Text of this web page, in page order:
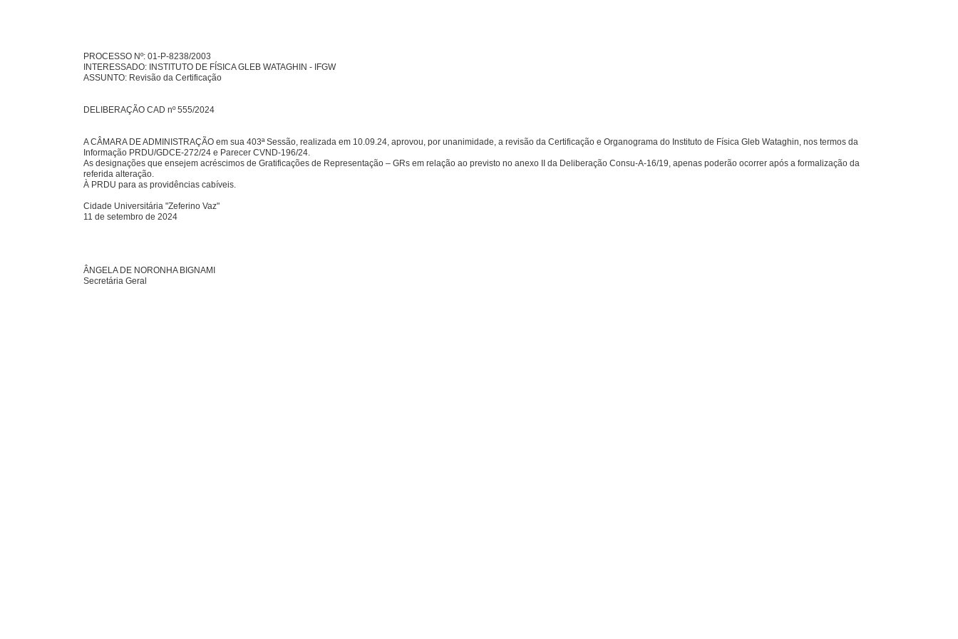
PROCESSO Nº: 01-P-8238/2003
INTERESSADO: INSTITUTO DE FÍSICA GLEB WATAGHIN - IFGW
ASSUNTO: Revisão da Certificação
DELIBERAÇÃO CAD nº 555/2024
A CÂMARA DE ADMINISTRAÇÃO em sua 403ª Sessão, realizada em 10.09.24, aprovou, por unanimidade, a revisão da Certificação e Organograma do Instituto de Física Gleb Wataghin, nos termos da
Informação PRDU/GDCE-272/24 e Parecer CVND-196/24.
As designações que ensejem acréscimos de Gratificações de Representação – GRs em relação ao previsto no anexo II da Deliberação Consu-A-16/19, apenas poderão ocorrer após a formalização da
referida alteração.
À PRDU para as providências cabíveis.
Cidade Universitária "Zeferino Vaz"
11 de setembro de 2024
ÂNGELA DE NORONHA BIGNAMI
Secretária Geral